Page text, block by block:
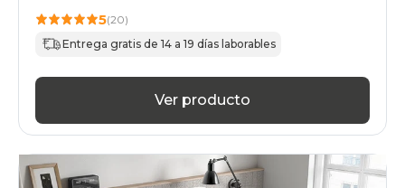
5(20)
Entrega gratis de 14 a 19 días laborables
Ver producto